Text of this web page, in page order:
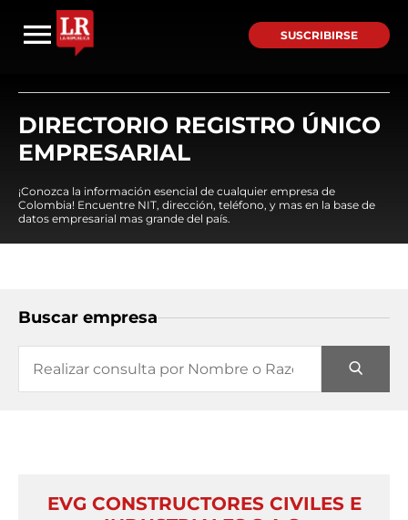
SUSCRIBIRSE
DIRECTORIO REGISTRO ÚNICO
EMPRESARIAL
¡Conozca la información esencial de cualquier empresa de
Colombia! Encuentre NIT, dirección, teléfono, y mas en la base de
datos empresarial mas grande del país.
Buscar empresa
EVG CONSTRUCTORES CIVILES E